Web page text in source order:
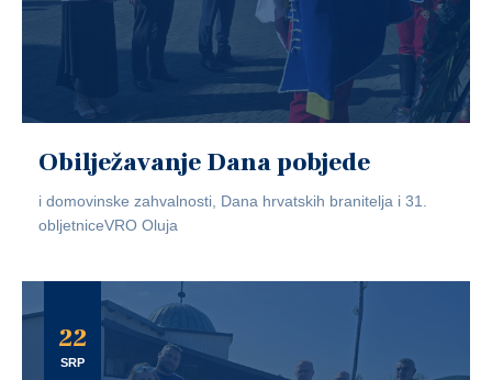
Obilježavanje Dana pobjede
i domovinske zahvalnosti, Dana hrvatskih branitelja i 31.
obljetniceVRO Oluja
22
SRP